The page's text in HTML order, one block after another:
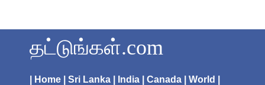
தட்டுங்கள்.com
| Home | Sri Lanka | India | Canada | World |